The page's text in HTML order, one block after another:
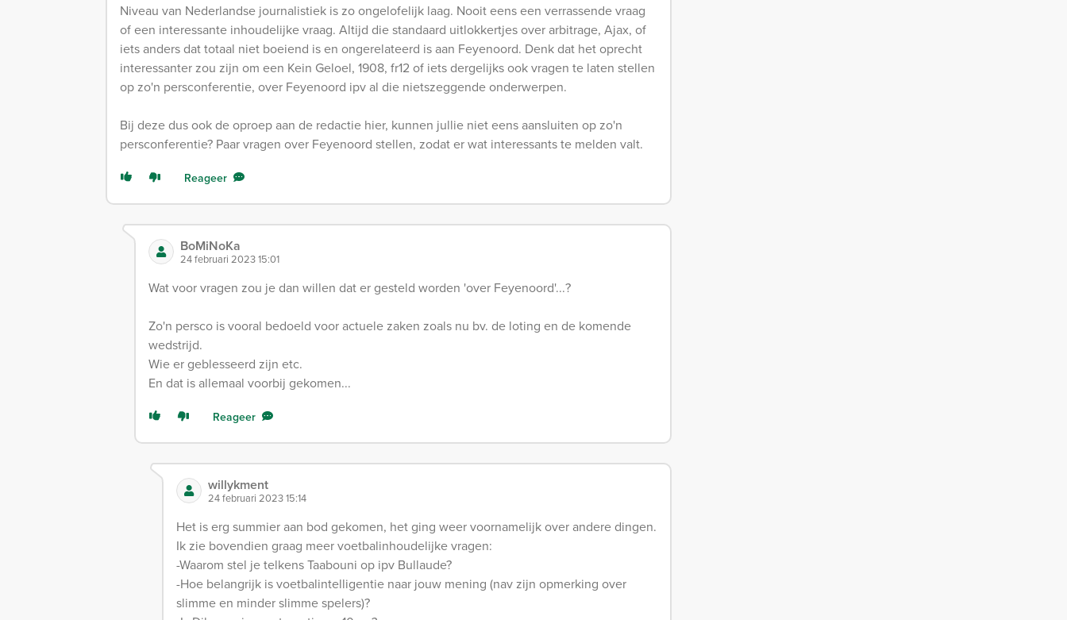
Niveau van Nederlandse journalistiek is zo ongelofelijk laag. Nooit eens een verrassende vraag
of een interessante inhoudelijke vraag. Altijd die standaard uitlokkertjes over arbitrage, Ajax, of
iets anders dat totaal niet boeiend is en ongerelateerd is aan Feyenoord. Denk dat het oprecht
interessanter zou zijn om een Kein Geloel, 1908, fr12 of iets dergelijks ook vragen te laten stellen
op zo'n persconferentie, over Feyenoord ipv al die nietszeggende onderwerpen.
Bij deze dus ook de oproep aan de redactie hier, kunnen jullie niet eens aansluiten op zo'n
persconferentie? Paar vragen over Feyenoord stellen, zodat er wat interessants te melden valt.
Reageer
BoMiNoKa
24 februari 2023 15:01
Wat voor vragen zou je dan willen dat er gesteld worden 'over Feyenoord'...?
Zo'n persco is vooral bedoeld voor actuele zaken zoals nu bv. de loting en de komende
wedstrijd.
Wie er geblesseerd zijn etc.
En dat is allemaal voorbij gekomen...
Reageer
willykment
24 februari 2023 15:14
Het is erg summier aan bod gekomen, het ging weer voornamelijk over andere dingen.
Ik zie bovendien graag meer voetbalinhoudelijke vragen:
-Waarom stel je telkens Taabouni op ipv Bullaude?
-Hoe belangrijk is voetbalintelligentie naar jouw mening (nav zijn opmerking over
slimme en minder slimme spelers)?